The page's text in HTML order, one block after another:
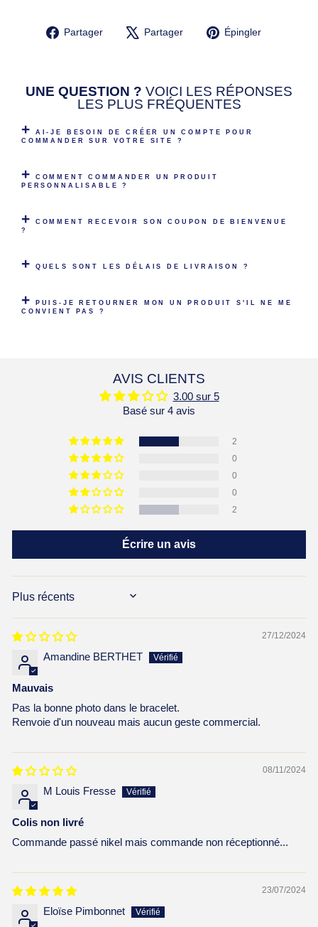
Partager
PartagerPartager
TweeterÉpingler
UNE QUESTION ? VOICI LES RÉPONSES
LES PLUS FRÉQUENTES
AI-JE BESOIN DE CRÉER UN COMPTE POUR
COMMANDER SUR VOTRE SITE ?
COMMENT COMMANDER UN PRODUIT
PERSONNALISABLE ?
COMMENT RECEVOIR SON COUPON DE BIENVENUE
?
QUELS SONT LES DÉLAIS DE LIVRAISON ?
PUIS-JE RETOURNER MON UN PRODUIT S'IL NE ME
CONVIENT PAS ?
AVIS CLIENTS
3.00 sur 5
Basé sur 4 avis
2
0
0
0
2
Écrire un avis
SORT BY
27/12/2024
Amandine BERTHET
Mauvais
Pas la bonne photo dans le bracelet.
Renvoie d'un nouveau mais aucun geste commercial.
08/11/2024
M Louis Fresse
Colis non livré
Commande passé nikel mais commande non réceptionné...
23/07/2024
Eloïse Pimbonnet